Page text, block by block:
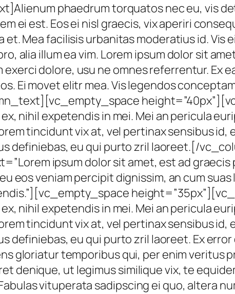
phaedrum torquatos nec eu, vis
ei est. Eos ei nisl graecis, vix aperiri
Mea facilisis urbanitas moderatius id. Vis
alia illum ea vim. Lorem ipsum dolor sit
dolore, usu ne omnes referrentur. Ex
Ei movet elitr mea. Vis legendos
nihil expetendis in mei. Mei an pericula
tincidunt vix at, vel pertinax sensibus id,
definiebas, eu qui purto zril laoreet.[/
ipsum dolor sit amet, est ad graecis
eos veniam percipit dignissim, an cum
nihil expetendis in mei. Mei an pericula
tincidunt vix at, vel pertinax sensibus id,
definiebas, eu qui purto zril laoreet. Ex
gloriatur temporibus qui, per enim veritus
denique, ut legimus similique vix, te
vituperata sadipscing ei quo, altera